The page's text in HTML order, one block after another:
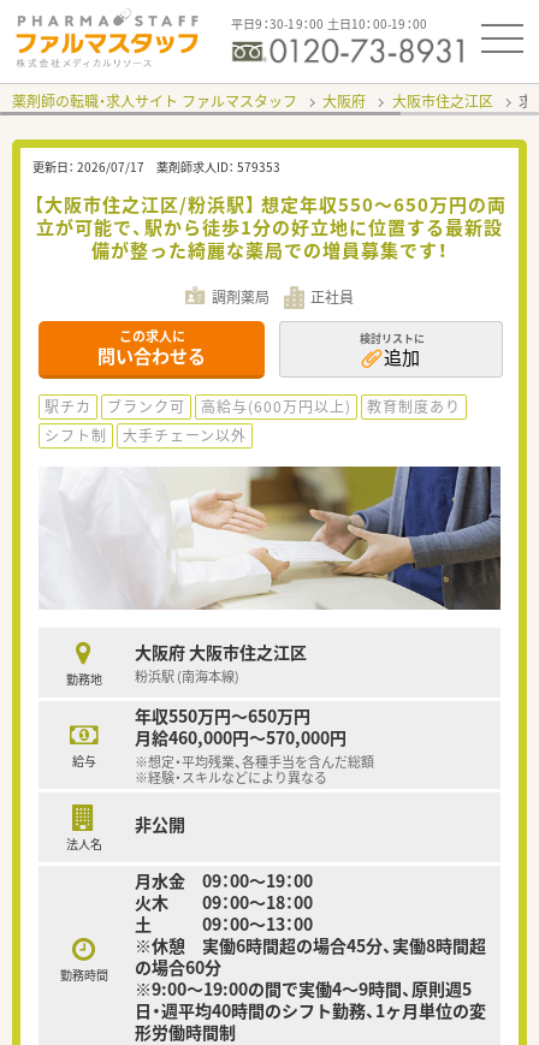
平日9：30-19：00 土日10：00-19：00
薬剤師の転職・求人サイト ファルマスタッフ 大阪府 大阪市住之江区 求
更新日： 2026/07/17 薬剤師求人ID： 579353
【大阪市住之江区/粉浜駅】 想定年収550〜650万円の両
立が可能で、駅から徒歩1分の好立地に位置する最新設
備が整った綺麗な薬局での増員募集です！
調剤薬局 正社員
この求人に
問い合わせる
検討リストに
追加
駅チカ ブランク可 高給与(600万円以上)
教育制度あり
シフト制
大手チェーン以外
勤務地
大阪府 大阪市住之江区
粉浜駅 (南海本線)
給与
年収550万円～650万円
月給460,000円～570,000円
※想定・平均残業、各種手当を含んだ総額
※経験・スキルなどにより異なる
法人名
非公開
勤務時間
月水金 09：00～19：00
火木 09：00～18：00
土 09：00～13：00
※休憩 実働6時間超の場合45分、実働8時間超
の場合60分
※9:00～19:00の間で実働4～9時間、原則週5
日・週平均40時間のシフト勤務、1ヶ月単位の変
形労働時間制